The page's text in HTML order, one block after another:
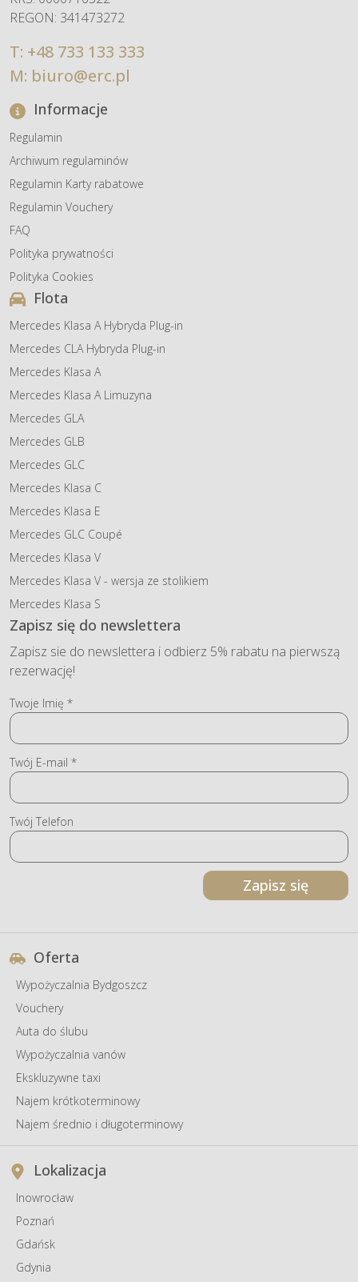
REGON: 341473272
T: +48 733 133 333
M: biuro@erc.pl
Informacje
Regulamin
Archiwum regulaminów
Regulamin Karty rabatowe
Regulamin Vouchery
FAQ
Polityka prywatności
Polityka Cookies
Flota
Mercedes Klasa A Hybryda Plug-in
Mercedes CLA Hybryda Plug-in
Mercedes Klasa A
Mercedes Klasa A Limuzyna
Mercedes GLA
Mercedes GLB
Mercedes GLC
Mercedes Klasa C
Mercedes Klasa E
Mercedes GLC Coupé
Mercedes Klasa V
Mercedes Klasa V - wersja ze stolikiem
Mercedes Klasa S
Zapisz się do newslettera
Zapisz sie do newslettera i odbierz 5% rabatu na pierwszą
rezerwację!
Twoje Imię *
Twój E-mail *
Twój Telefon
Zapisz się
Oferta
Wypożyczalnia Bydgoszcz
Vouchery
Auta do ślubu
Wypożyczalnia vanów
Ekskluzywne taxi
Najem krótkoterminowy
Najem średnio i długoterminowy
Lokalizacja
Inowrocław
Poznań
Gdańsk
Gdynia